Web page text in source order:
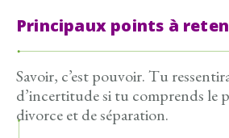
Principaux points à
Savoir, c’est pouvoir. Tu
d’incertitude si tu comprends le
divorce et de séparation.